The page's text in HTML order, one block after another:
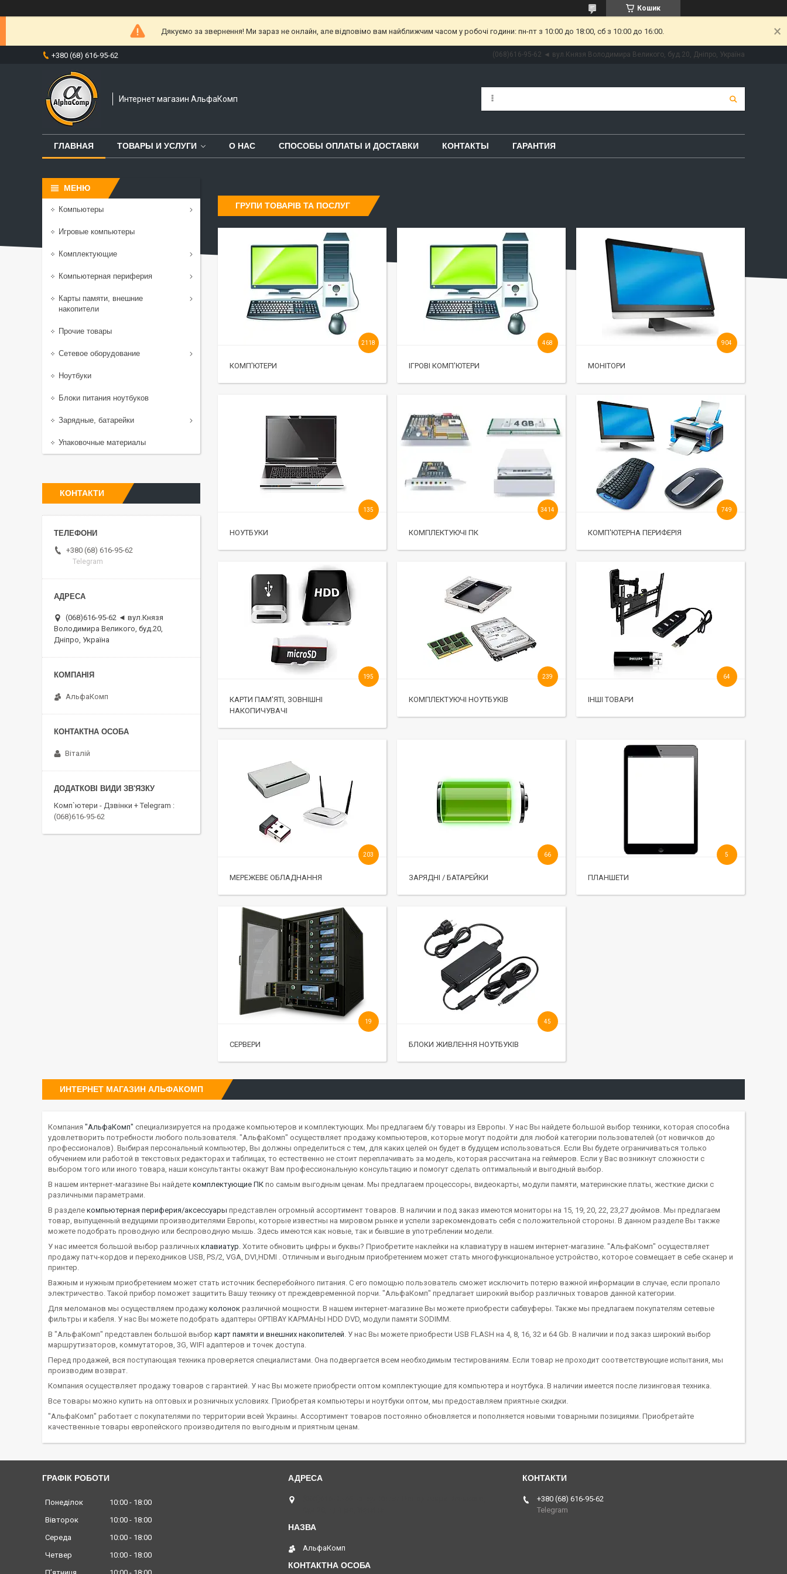
Кошик
Дякуємо за звернення! Ми зараз не онлайн, але відповімо вам найближчим часом у робочі години: пн-пт з 10:00 до 18:00, сб з 10:00 до 16:00.
+380 (68) 616-95-62 (068)616-95-62 ◄ вул.Князя Володимира Великого, буд.20, Дніпро, Україна
Интернет магазин АльфаКомп
ГЛАВНАЯ ТОВАРЫ И УСЛУГИ О НАС СПОСОБЫ ОПЛАТЫ И ДОСТАВКИ КОНТАКТЫ ГАРАНТИЯ
ГРУПИ ТОВАРІВ ТА ПОСЛУГ
КОМП'ЮТЕРИ
2118
ІГРОВІ КОМП'ЮТЕРИ
468
МОНІТОРИ
904
НОУТБУКИ
135
КОМПЛЕКТУЮЧІ ПК
3414
КОМП'ЮТЕРНА ПЕРИФЕРІЯ
749
КАРТИ ПАМ'ЯТІ, ЗОВНІШНІ
НАКОПИЧУВАЧІ
195
КОМПЛЕКТУЮЧІ НОУТБУКІВ
239
ІНШІ ТОВАРИ
64
МЕРЕЖЕВЕ ОБЛАДНАННЯ
203
ЗАРЯДНІ / БАТАРЕЙКИ
66
ПЛАНШЕТИ
5
СЕРВЕРИ
19
БЛОКИ ЖИВЛЕННЯ НОУТБУКІВ
45
Компьютеры
Игровые компьютеры
Комплектующие
Компьютерная периферия
Карты памяти, внешние
накопители
Прочие товары
Сетевое оборудование
Ноутбуки
Блоки питания ноутбуков
Зарядные, батарейки
Упаковочные материалы
КОНТАКТИ
+380 (68) 616-95-62
Telegram
(068)616-95-62 ◄ вул.Князя
Володимира Великого, буд.20,
Дніпро, Україна
АльфаКомп
Віталій
Комп`ютери - Дзвінки + Telegram
(068)616-95-62
ИНТЕРНЕТ МАГАЗИН АЛЬФАКОМП
Компания "АльфаКомп" специализируется на продаже компьютеров и комплектующих. Мы предлагаем б/у товары из Европы. У нас Вы найдете большой выбор техники, которая способна
удовлетворить потребности любого пользователя. "АльфаКомп" осуществляет продажу компьютеров, которые могут подойти для любой категории пользователей (от новичков до
профессионалов). Выбирая персональный компьютер, Вы должны определиться с тем, для каких целей он будет в будущем использоваться. Если Вы будете ограничиваться только
обучением или работой в текстовых редакторах и таблицах, то естественно не стоит переплачивать за модель, которая рассчитана на геймеров. Если у Вас возникнут сложности с
выбором того или иного товара, наши консультанты окажут Вам профессиональную консультацию и помогут сделать оптимальный и выгодный выбор.
В нашем интернет-магазине Вы найдете комплектующие ПК по самым выгодным ценам. Мы предлагаем процессоры, видеокарты, модули памяти, материнские платы, жесткие диски с
различными параметрами.
В разделе компьютерная периферия/аксессуары представлен огромный ассортимент товаров. В наличии и под заказ имеются мониторы на 15, 19, 20, 22, 23,27 дюймов. Мы предлагаем
товар, выпущенный ведущими производителями Европы, которые известны на мировом рынке и успели зарекомендовать себя с положительной стороны. В данном разделе Вы также
можете подобрать проводную или беспроводную мышь. Здесь имеются как новые, так и бывшие в употреблении модели.
У нас имеется большой выбор различных клавиатур. Хотите обновить цифры и буквы? Приобретите наклейки на клавиатуру в нашем интернет-магазине. "АльфаКомп" осуществляет
продажу патч-кордов и переходников USB, PS/2, VGA, DVI,HDMI . Отличным и выгодным приобретением может стать многофункциональное устройство, которое совмещает в себе сканер и
принтер.
Важным и нужным приобретением может стать источник бесперебойного питания. С его помощью пользователь сможет исключить потерю важной информации в случае, если пропало
электричество. Такой прибор поможет защитить Вашу технику от преждевременной порчи. "АльфаКомп" предлагает широкий выбор различных товаров данной категории.
Для меломанов мы осуществляем продажу колонок различной мощности. В нашем интернет-магазине Вы можете приобрести сабвуферы. Также мы предлагаем покупателям сетевые
фильтры и кабеля. У нас Вы можете подобрать адаптеры OPTIBAY КАРМАНЫ HDD DVD, модули памяти SODIMM.
В "АльфаКомп" представлен большой выбор карт памяти и внешних накопителей. У нас Вы можете приобрести USB FLASH на 4, 8, 16, 32 и 64Gb. В наличии и под заказ широкий выбор
маршрутизаторов, коммутаторов, 3G, WIFI адаптеров и точек доступа.
Перед продажей, вся поступающая техника проверяется специалистами. Она подвергается всем необходимым тестированиям. Если товар не проходит соответствующие испытания, мы
производим возврат.
Компания осуществляет продажу товаров с гарантией. У нас Вы можете приобрести оптом комплектующие для компьютера и ноутбука. В наличии имеется после лизинговая техника.
Все товары можно купить на оптовых и розничных условиях. Приобретая компьютеры и ноутбуки оптом, мы предоставляем приятные скидки.
"АльфаКомп" работает с покупателями по территории всей Украины. Ассортимент товаров постоянно обновляется и пополняется новыми товарными позициями. Приобретайте
качественные товары европейского производителя по выгодным и приятным ценам.
ГРАФІК РОБОТИ
Понеділок 10:00
18:00
Вівторок
10:00
18:00
Середа
10:00
18:00
Четвер
10:00
18:00
АльфаКомп
+380 (68) 616-95-62
Telegram